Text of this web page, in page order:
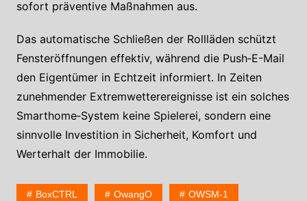
sofort präventive Maßnahmen aus.
Das automatische Schließen der Rollläden schützt
Fensteröffnungen effektiv, während die Push‑E-Mail
den Eigentümer in Echtzeit informiert. In Zeiten
zunehmender Extremwetterereignisse ist ein solches
Smarthome‑System keine Spielerei, sondern eine
sinnvolle Investition in Sicherheit, Komfort und
Werterhalt der Immobilie.
BoxCTRL OwangO OWSM-1